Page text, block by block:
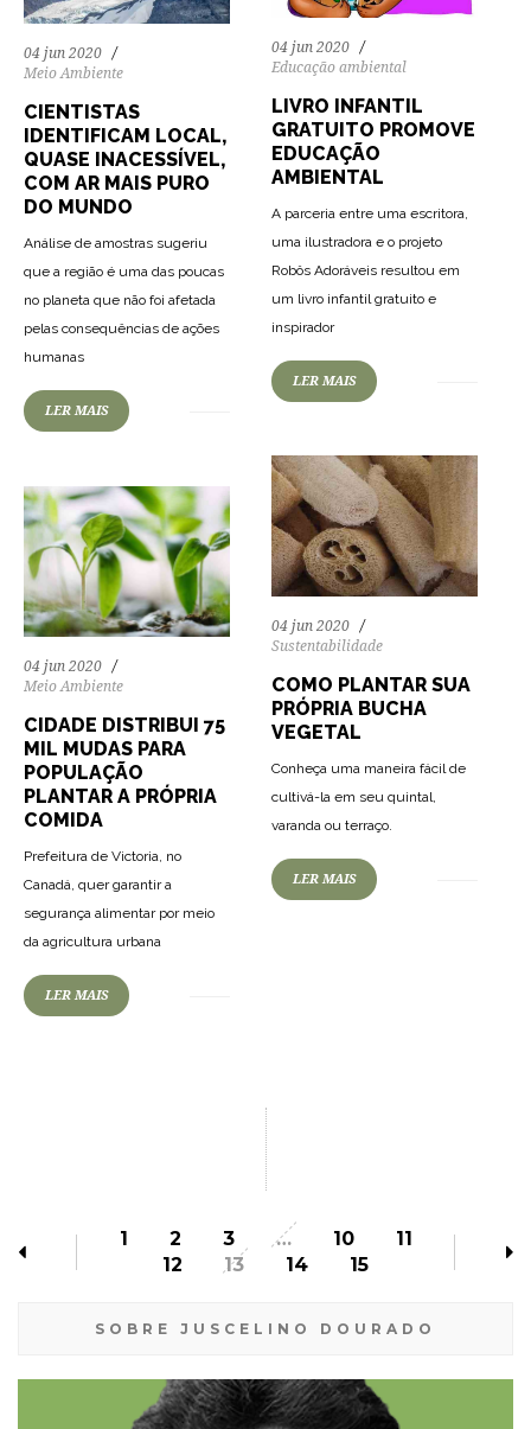
04 jun 2020
Educação ambiental
LIVRO INFANTIL
GRATUITO PROMOVE
EDUCAÇÃO
AMBIENTAL
A parceria entre uma escritora,
uma ilustradora e o projeto
Robôs Adoráveis resultou em
um livro infantil gratuito e
inspirador
LER MAIS
04 jun 2020
Meio Ambiente
CIENTISTAS
IDENTIFICAM LOCAL,
QUASE INACESSÍVEL,
COM AR MAIS PURO
DO MUNDO
Análise de amostras sugeriu
que a região é uma das poucas
no planeta que não foi afetada
pelas consequências de ações
humanas
LER MAIS
04 jun 2020
Sustentabilidade
COMO PLANTAR SUA
PRÓPRIA BUCHA
VEGETAL
Conheça uma maneira fácil de
cultivá-la em seu quintal,
varanda ou terraço.
LER MAIS
04 jun 2020
Meio Ambiente
CIDADE DISTRIBUI 75
MIL MUDAS PARA
POPULAÇÃO
PLANTAR A PRÓPRIA
COMIDA
Prefeitura de Victoria, no
Canadá, quer garantir a
segurança alimentar por meio
da agricultura urbana
LER MAIS
1 2 3 … 10
11
12
13 14 15
SOBRE JUSCELINO DOURADO